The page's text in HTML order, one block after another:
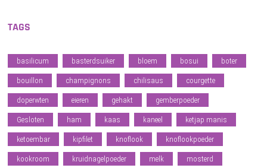
TAGS
basilicum basterdsuiker bloem bosui boter
bouillon champignons chilisaus courgette
doperwten eieren gehakt gemberpoeder
Gesloten ham kaas kaneel ketjap manis
ketoembar kipfilet knoflook knoflookpoeder
kookroom kruidnagelpoeder melk mosterd